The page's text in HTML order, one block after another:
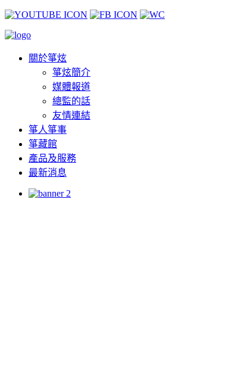
關於箏炫
箏炫簡介
媒體報道
總監的話
友情連結
箏人箏事
箏藏館
產品及服務
最新消息